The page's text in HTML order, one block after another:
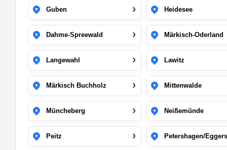
Guben Heidesee
Dahme-Spreewald Märkisch-Oderland
Langewahl Lawitz
Märkisch Buchholz Mittenwalde
Müncheberg Neißemünde
Peitz Petershagen/